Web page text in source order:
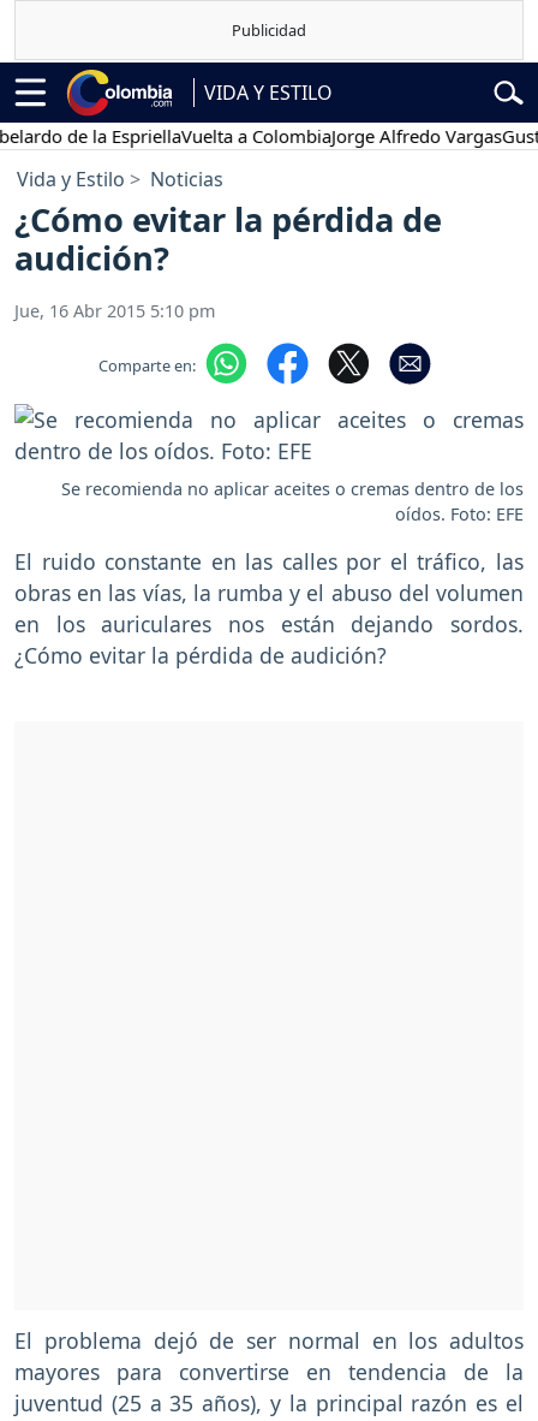
VIDA Y ESTILO
de la EspriellaVuelta a ColombiaJorge Alfredo VargasGustavo
Vida y Estilo Noticias
¿Cómo evitar la pérdida de
audición?
Jue, 16 Abr 2015 5:10 pm
Comparte en:
Se recomienda no aplicar aceites o cremas dentro de los
oídos. Foto: EFE
El ruido constante en las calles por el tráfico, las
obras en las vías, la rumba y el abuso del volumen
en los auriculares nos están dejando sordos.
¿Cómo evitar la pérdida de audición?
El problema dejó de ser normal en los adultos
mayores para convertirse en tendencia de la
juventud (25 a 35 años), y la principal razón es el